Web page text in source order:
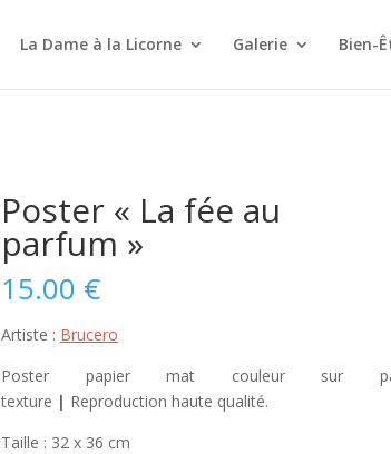
La Dame à la Licorne Galerie Bien-
Poster « La fée au
parfum »
15.00 €
Artiste : Brucero
Poster papier mat couleur sur
texture | Reproduction haute qualité.
Taille : 32 x 36 cm